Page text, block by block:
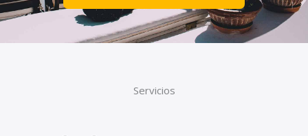
Servicios